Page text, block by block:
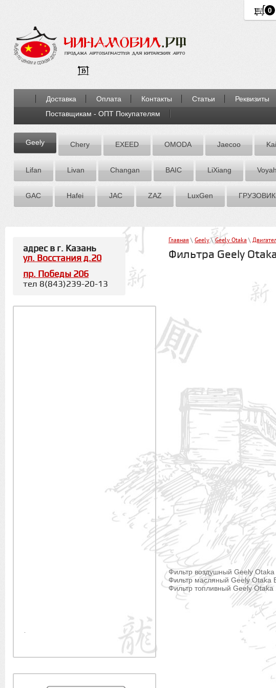
0
Доставка Оплата Контакты Статьи Реквизиты
Поставщикам - ОПТ Покупателям
Geely Chery EXEED OMODA Jaecoo
Lifan Livan Chаngаn BAIC LiXiang Voyah
GAC Hafei JAC ZАZ LuxGen
Главная \ Geely\ Geely Otaka \
Фильтра Geely
Фильтр воздушный Geely
Фильтр масляный Geely Otaka
Фильтр топливный Geely
адрес в г. Казань
ул. Восстания д.20
пр. Победы 206
тел 8(843)239-20-13
.